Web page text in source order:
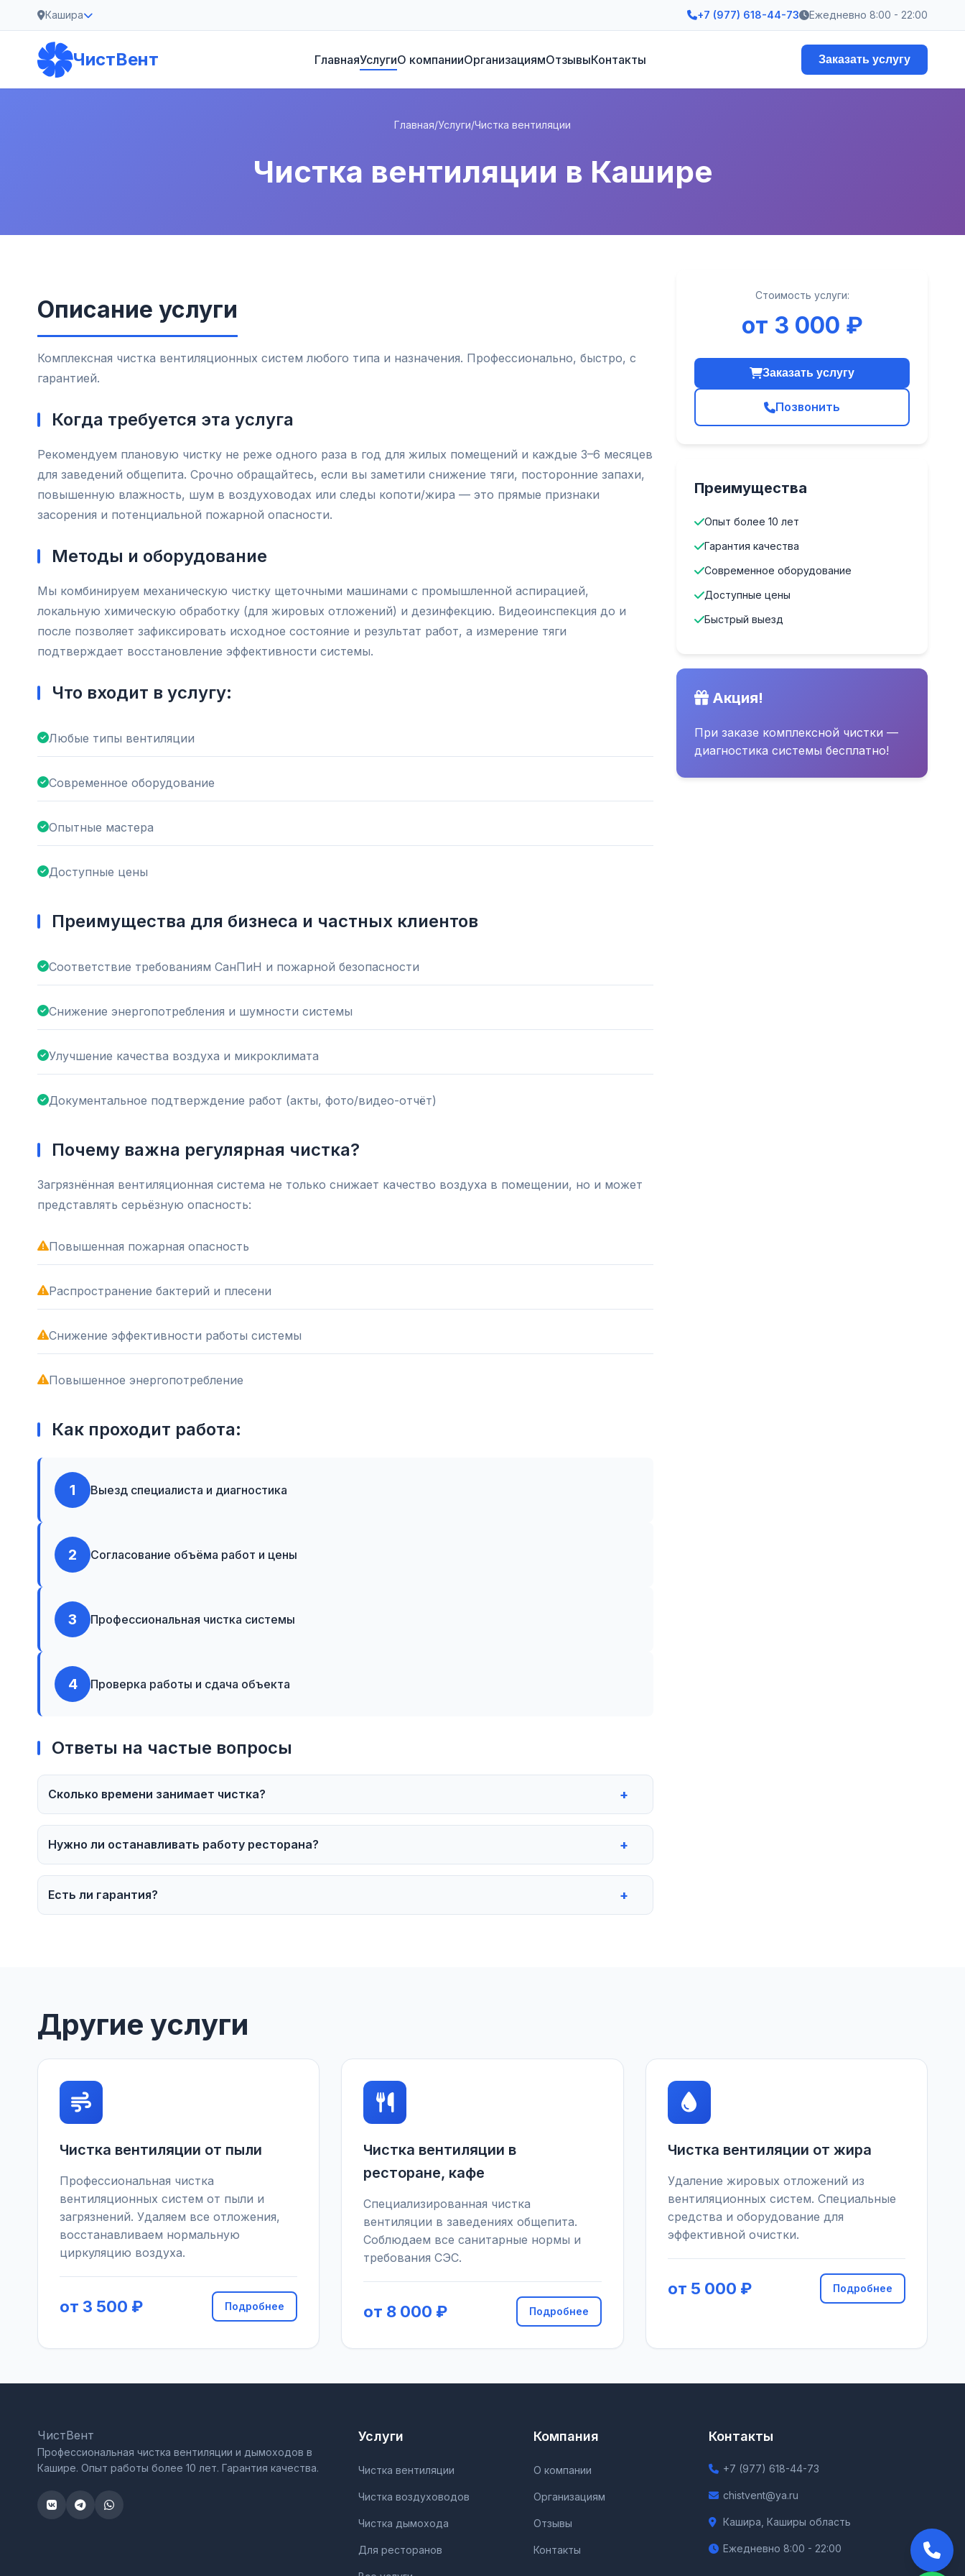
Кашира +7 (977) 618-44-73 Ежедневно 8:00 - 22:00
ЧистВент ГлавнаяУслугиО компанииОрганизациямОтзывыКонтакты Заказать услугу
Главная/Услуги/Чистка вентиляции
Чистка вентиляции в Кашире
Описание услуги
Комплексная чистка вентиляционных систем любого типа и назначения. Профессионально, быстро, с
гарантией.
Когда требуется эта услуга
Рекомендуем плановую чистку не реже одного раза в год для жилых помещений и каждые 3–6 месяцев
для заведений общепита. Срочно обращайтесь, если вы заметили снижение тяги, посторонние запахи,
повышенную влажность, шум в воздуховодах или следы копоти/жира — это прямые признаки
засорения и потенциальной пожарной опасности.
Методы и оборудование
Мы комбинируем механическую чистку щеточными машинами с промышленной аспирацией,
локальную химическую обработку (для жировых отложений) и дезинфекцию. Видеоинспекция до и
после позволяет зафиксировать исходное состояние и результат работ, а измерение тяги
подтверждает восстановление эффективности системы.
Что входит в услугу:
Любые типы вентиляции
Современное оборудование
Опытные мастера
Доступные цены
Преимущества для бизнеса и частных клиентов
Соответствие требованиям СанПиН и пожарной безопасности
Снижение энергопотребления и шумности системы
Улучшение качества воздуха и микроклимата
Документальное подтверждение работ (акты, фото/видео-отчёт)
Почему важна регулярная чистка?
Загрязнённая вентиляционная система не только снижает качество воздуха в помещении, но и может
представлять серьёзную опасность:
Повышенная пожарная опасность
Распространение бактерий и плесени
Снижение эффективности работы системы
Повышенное энергопотребление
Как проходит работа:
1 Выезд специалиста и диагностика
2 Согласование объёма работ и цены
3 Профессиональная чистка системы
4 Проверка работы и сдача объекта
Ответы на частые вопросы
Сколько времени занимает чистка?
Нужно ли останавливать работу ресторана?
Есть ли гарантия?
Стоимость услуги:
от 3 000 ₽
Заказать услугу
Позвонить
Преимущества
Опыт более 10 лет
Гарантия качества
Современное оборудование
Доступные цены
Быстрый выезд
Акция!
При заказе комплексной чистки —
диагностика системы бесплатно!
Другие услуги
Чистка вентиляции от пыли
Профессиональная чистка
вентиляционных систем от пыли и
загрязнений. Удаляем все отложения,
восстанавливаем нормальную
циркуляцию воздуха.
от 3 500 ₽ Подробнее
Чистка вентиляции в
ресторане, кафе
Специализированная чистка
вентиляции в заведениях общепита.
Соблюдаем все санитарные нормы и
требования СЭС.
от 8 000 ₽ Подробнее
Чистка вентиляции от жира
Удаление жировых отложений из
вентиляционных систем. Специальные
средства и оборудование для
эффективной очистки.
от 5 000 ₽ Подробнее
ЧистВент
Профессиональная чистка вентиляции и дымоходов в
Кашире. Опыт работы более 10 лет. Гарантия качества.
Услуги
Чистка вентиляции
Чистка воздуховодов
Чистка дымохода
Для ресторанов
Компания
О компании
Организациям
Отзывы
Контакты
Контакты
+7 (977) 618-44-73
chistvent@ya.ru
Кашира, Каширы область
Ежедневно 8:00 - 22:00